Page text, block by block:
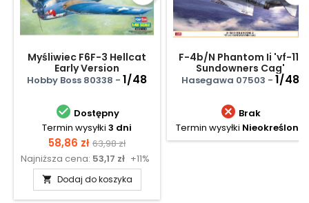
Myśliwiec F6F-3 Hellcat
Early Version
Hobby Boss 80338 - 1/48
 Dostępny
Termin wysyłki 3 dni
Cena
58,86 zł Cena
podstawowa
63,98 zł
Najniższa cena: 53,17 zł +11%
 Dodaj do koszyka
F-4b/N Phantom Ii 'vf-111
Sundowners Cag'
Hasegawa 07503 - 1/48
 Brak
Termin wysyłki Nieokreślony